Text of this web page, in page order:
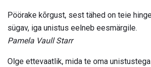
Pöörake kõrgust, sest tähed on teie
sügav, iga unistus eelneb eesmärgile.
Pamela Vaull Starr
Olge ettevaatlik, mida te oma